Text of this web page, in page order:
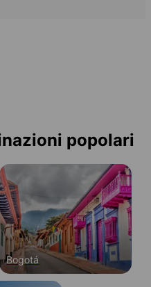
popolari
Bogotá